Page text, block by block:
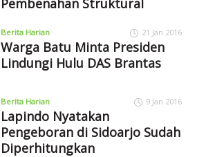
Pembenahan Struktural
Berita Harian 21 Jan 2016
Warga Batu Minta Presiden
Lindungi Hulu DAS Brantas
Berita Harian 9 Jan 2016
Lapindo Nyatakan
Pengeboran di Sidoarjo Sudah
Diperhitungkan